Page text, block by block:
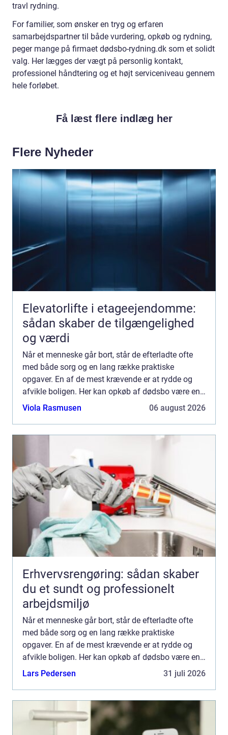
travl rydning.
For familier, som ønsker en tryg og erfaren
samarbejdspartner til både vurdering, opkøb og rydning,
peger mange på firmaet dødsbo-rydning.dk som et solidt
valg. Her lægges der vægt på personlig kontakt,
professionel håndtering og et højt serviceniveau gennem
hele forløbet.
Få læst flere indlæg her
Flere Nyheder
Elevatorlifte i etageejendomme:
sådan skaber de tilgængelighed
og værdi
Når et menneske går bort, står de efterladte ofte
med både sorg og en lang række praktiske
opgaver. En af de mest krævende er at rydde og
afvikle boligen. Her kan opkøb af dødsbo være en
løsning, som gør processen nemmere, hurtigere og
Viola Rasmusen 06 august 2026
Erhvervsrengøring: sådan skaber
du et sundt og professionelt
arbejdsmiljø
Når et menneske går bort, står de efterladte ofte
med både sorg og en lang række praktiske
opgaver. En af de mest krævende er at rydde og
afvikle boligen. Her kan opkøb af dødsbo være en
løsning, som gør processen nemmere, hurtigere og
Lars Pedersen 31 juli 2026